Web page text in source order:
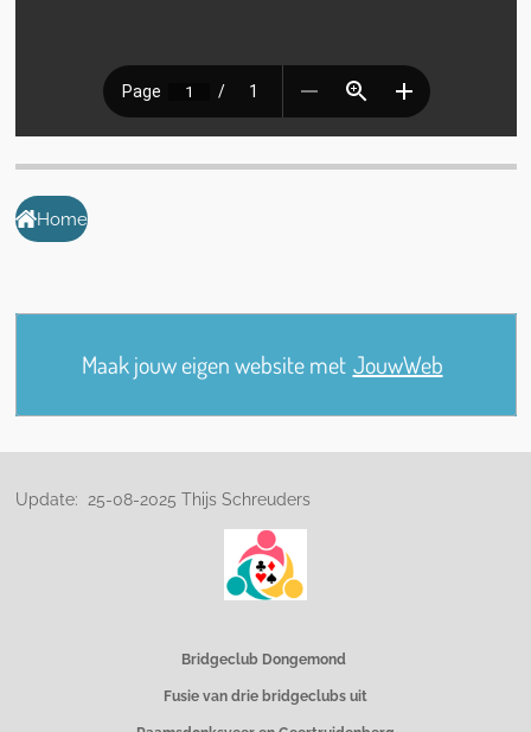
Home
Maak jouw eigen website met JouwWeb
Update: 25-08-2025 Thijs Schreuders
Bridgeclub Dongemond
Fusie van drie bridgeclubs uit